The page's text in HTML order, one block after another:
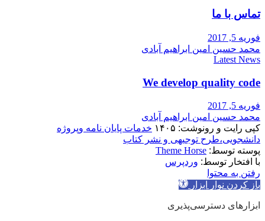
تماس با ما
فوریه 5, 2017
محمد حسین امین ابراهیم آبادی
Latest News
We develop quality code
فوریه 5, 2017
محمد حسین امین ابراهیم آبادی
کپی رایت و رونوشت: ۱۴۰۵
خدمات پایان نامه وپروژه
دانشجویی،طرح توجیهی و نشر کتاب
پوسته توسط: Theme Horse
با افتخار توسط: وردپرس
رفتن به محتوا
باز کردن نوار ابزار
ابزارهای دسترسی‌پذیری